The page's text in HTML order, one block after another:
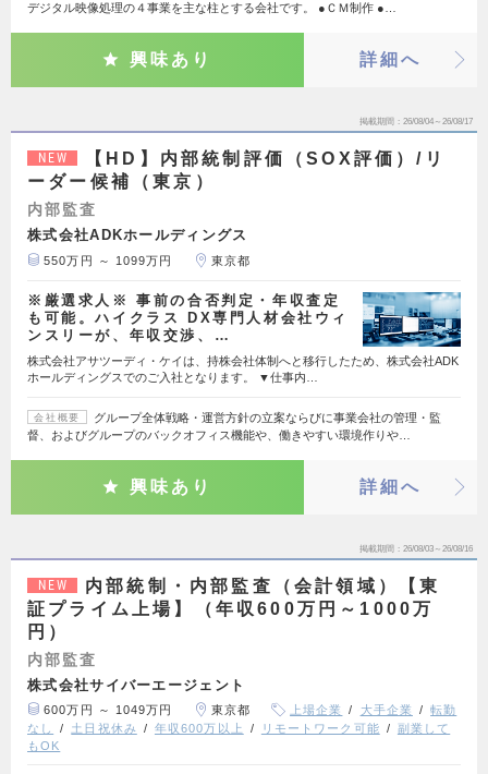
デジタル映像処理の４事業を主な柱とする会社です。 ●ＣＭ制作 ●…
興味あり 詳細へ
掲載期間 26/08/04～26/08/17
NEW
【HD】内部統制評価（SOX評価）/リ
ーダー候補（東京）
内部監査
株式会社ADKホールディングス
550万円 ～ 1099万円 東京都
※厳選求人※ 事前の合否判定・年収査定
も可能。ハイクラス DX専門人材会社ウィ
ンスリーが、年収交渉、…
株式会社アサツーディ・ケイは、持株会社体制へと移行したため、株式会社ADK
ホールディングスでのご入社となります。 ▼仕事内…
会社概要
グループ全体戦略・運営方針の立案ならびに事業会社の管理・監
督、およびグループのバックオフィス機能や、働きやすい環境作りや…
興味あり 詳細へ
掲載期間 26/08/03～26/08/16
NEW
内部統制・内部監査（会計領域）【東
証プライム上場】（年収600万円～1000万
円）
内部監査
株式会社サイバーエージェント
600万円 ～ 1049万円 東京都 上場企業 大手企業
転勤
なし
土日祝休み 年収600万以上 リモートワーク可能
副業して
もOK